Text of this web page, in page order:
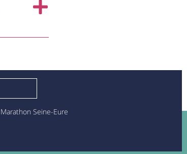
Seine-Eure